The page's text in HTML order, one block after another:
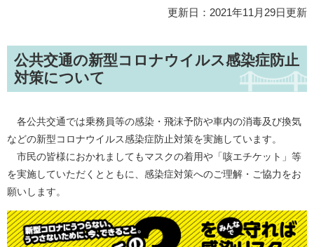
更新日：2021年11月29日更新
公共交通の新型コロナウイルス感染症防止
対策について
各公共交通では乗務員等の感染・飛沫予防や車内の消毒及び換気
などの新型コロナウイルス感染症防止対策を実施しています。
市民の皆様におかれましてもマスクの着用や「咳エチケット」等
を実施していただくとともに、感染症対策へのご理解・ご協力をお
願いします。